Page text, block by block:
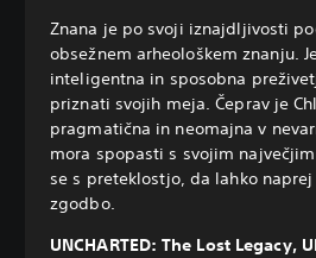
Znana je po svoji iznajdljivosti
obsežnem arheološkem znanju.
inteligentna in sposobna
priznati svojih meja. Čeprav je
pragmatična in neomajna v
mora spopasti s svojim
se s preteklostjo, da lahko
zgodbo.
UNCHARTED: The Lost Legacy,